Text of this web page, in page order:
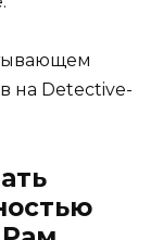
на Detective-